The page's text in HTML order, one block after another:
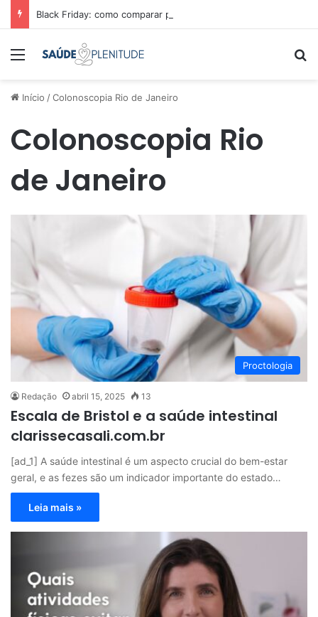
Black Friday: como comparar preços e economizar
Menu
Início /Colonoscopia Rio de Janeiro
Colonoscopia Rio
de Janeiro
Proctologia
Redação abril 15, 2025 13
Escala de Bristol e a saúde intestinal
clarissecasali.com.br
[ad_1] A saúde intestinal é um aspecto crucial do bem-estar
geral, e as fezes são um indicador importante do estado…
Leia mais »